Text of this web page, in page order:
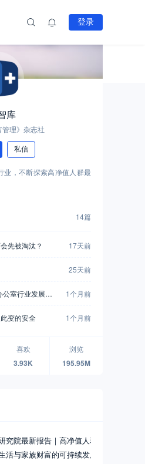
登录
库
管理》杂志社
私信
业，不断探索高净值人群最
14篇
先被淘汰？ 17天前
25天前
室行业发展白
1个月前
变的安全 1个月前
喜欢
3.93K
浏览
195.95M
究院最新报告｜高净值人群
活与家族财富的可持续发展